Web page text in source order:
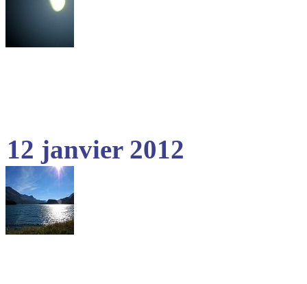
12 janvier 2012